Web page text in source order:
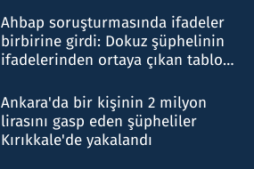
Ahbap soruşturmasında ifadeler
birbirine girdi: Dokuz şüphelinin
ifadelerinden ortaya çıkan tablo
Ankara'da bir kişinin 2 milyon
lirasını gasp eden şüpheliler
Kırıkkale'de yakalandı